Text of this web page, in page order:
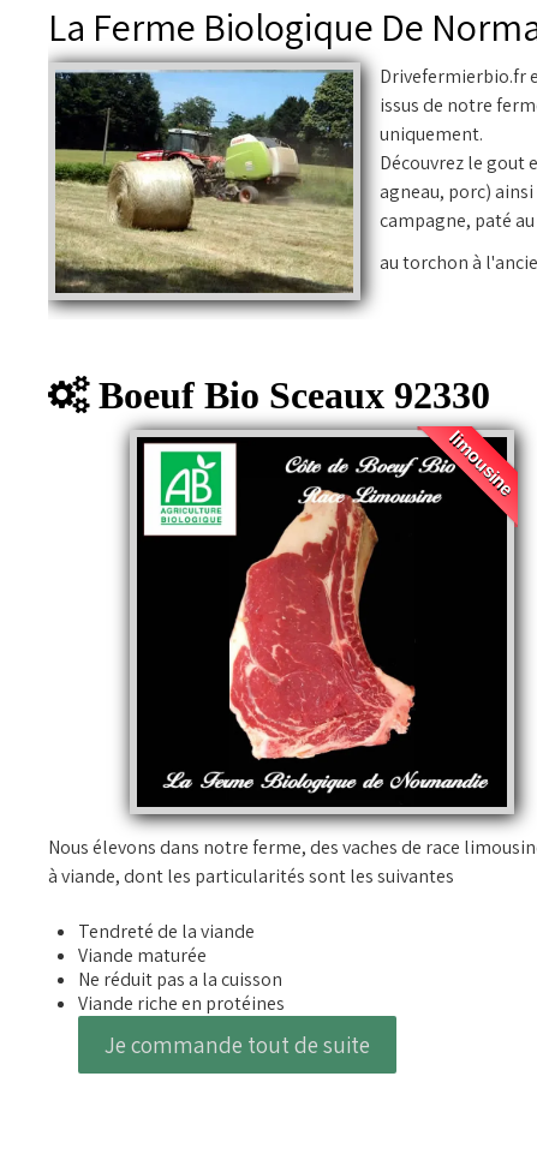
La Ferme Biologique De
Drivefermierbio.fr
issus de notre
uniquement.
Découvrez le gout
agneau, porc)
campagne, paté
au torchon à
Boeuf Bio Sceaux 92330
limousine
Nous élevons dans notre ferme, des vaches de race
à viande, dont les particularités sont les suivantes
Tendreté de la viande
Viande maturée
Ne réduit pas a la cuisson
Viande riche en protéines
Je commande tout de suite